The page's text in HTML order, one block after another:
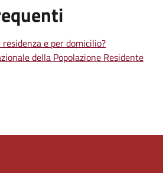
e per domicilio?
della Popolazione Residente